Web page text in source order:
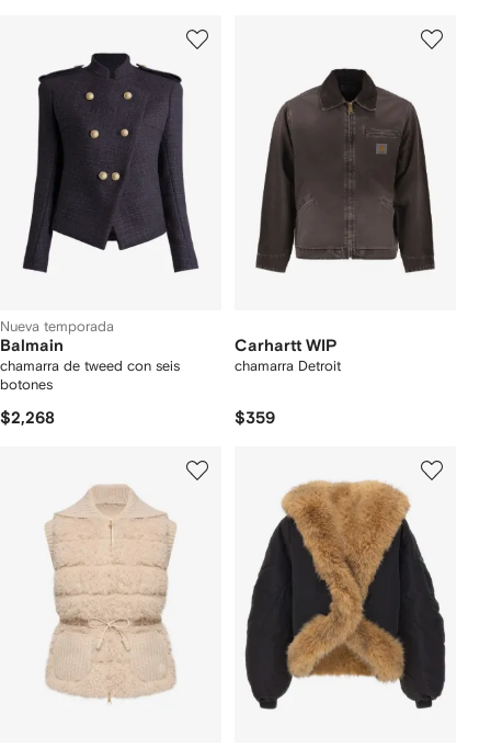
Nueva temporada
Balmain
chamarra de tweed con seis
botones
$2,268
Carhartt WIP
chamarra Detroit
$359